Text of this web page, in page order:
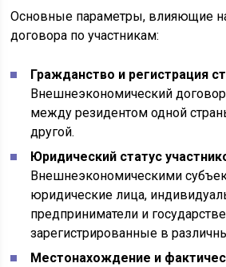
Основные параметры, влияющие
договора по участникам:
Гражданство и регистрация
Внешнеэкономический
между резидентом одной
другой.
Юридический статус
Внешнеэкономическими
юридические лица,
предприниматели и
зарегистрированные в
Местонахождение и